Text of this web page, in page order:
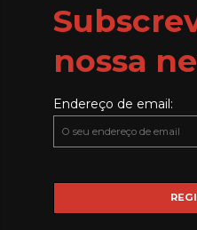
nossa
Endereço de email: